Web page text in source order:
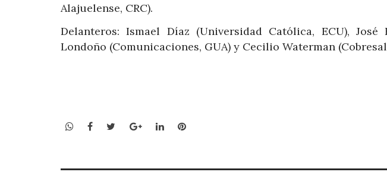
Alajuelense, CRC).
Delanteros: Ismael Díaz (Universidad Católica, ECU), José
Londoño (Comunicaciones, GUA) y Cecilio Waterman
WhatsApp
Facebook
TwitterGoogle+LinkedInPinterest